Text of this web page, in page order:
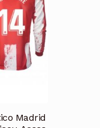
Madrid